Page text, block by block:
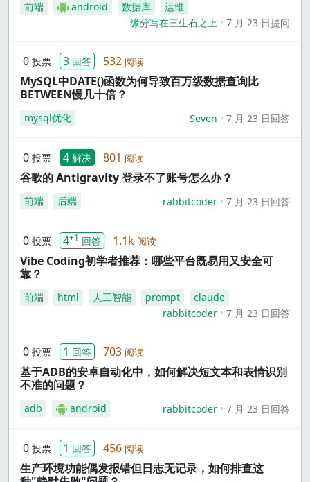
前端 android 数据库
运维
缘分写在三生石之上
7 月 23 日提问
0 投票 3 回答 532 阅读
MySQL中DATE()函数为何导致百万级数据查询比
BETWEEN慢几十倍？
mysql优化 Seven 7 月 23 日回答
0 投票 4 解决 801 阅读
谷歌的 Antigravity 登录不了账号怎么办？
前端 后端 rabbitcoder 7 月 23 日回答
0 投票 4+1 回答 1.1k 阅读
Vibe Coding初学者推荐：哪些平台既易用又安全可
靠？
前端 html 人工智能 prompt
claude
rabbitcoder
7 月 23 日回答
0 投票 1 回答 703 阅读
基于ADB的安卓自动化中，如何解决短文本和表情识别
不准的问题？
adb android rabbitcoder 7 月 23 日回答
0 投票 1 回答 456 阅读
生产环境功能偶发报错但日志无记录，如何排查这